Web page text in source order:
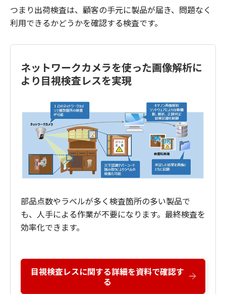
つまり出荷検査は、顧客の手元に製品が届き、問題なく
利用できるかどうかを確認する検査です。
ネットワークカメラを使った画像解析に
より目視検査レスを実現
部品点数やラベルが多く検査箇所の多い製品で
も、人手による作業が不要になります。最終検査を
効率化できます。
目視検査レスに関する詳細を資料で確認す
る